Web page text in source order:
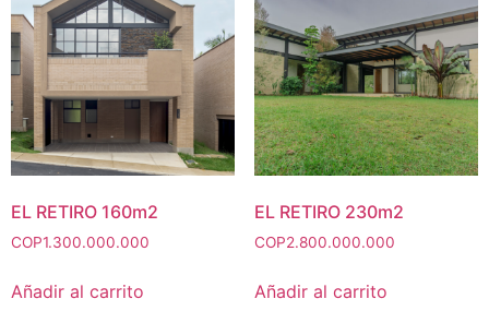
EL RETIRO 160m2
COP1.300.000.000
Añadir al carrito
EL RETIRO 230m2
COP2.800.000.000
Añadir al carrito